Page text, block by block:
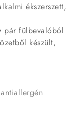
ékszerszett,
pár fülbevalóból
készült,